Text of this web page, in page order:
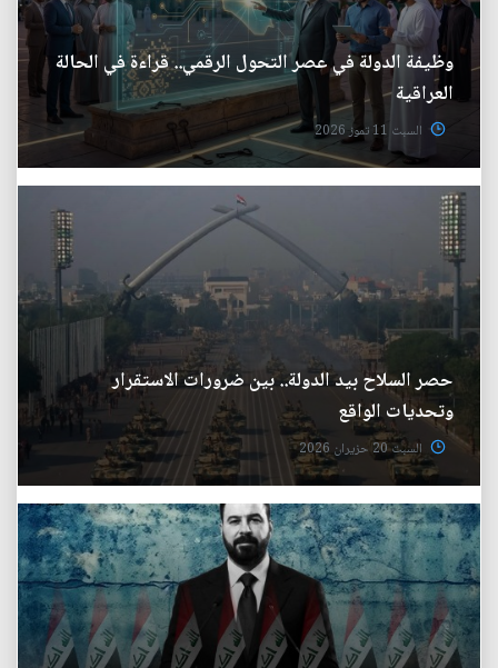
وظيفة الدولة في عصر التحول الرقمي.. قراءة في الحالة
العراقية
السبت 11 تموز 2026
حصر السلاح بيد الدولة.. بين ضرورات الاستقرار
وتحديات الواقع
السبت 20 حزيران 2026